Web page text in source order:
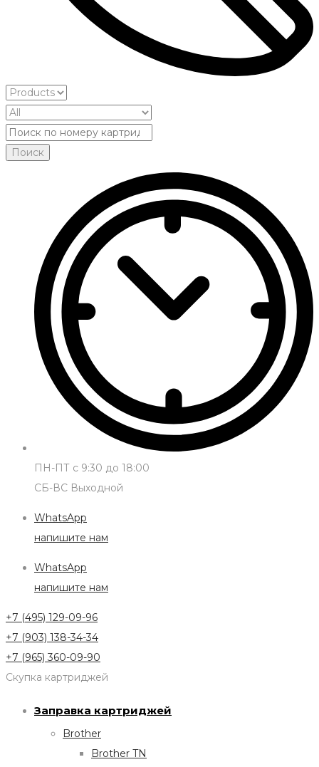
ПН-ПТ с 9:30 до 18:00
СБ-ВС Выходной
WhatsApp
напишите нам
WhatsApp
напишите нам
+7 (495) 129-09-96
+7 (903) 138-34-34
+7 (965) 360-09-90
Скупка картриджей
Заправка картриджей
Brother
Brother TN